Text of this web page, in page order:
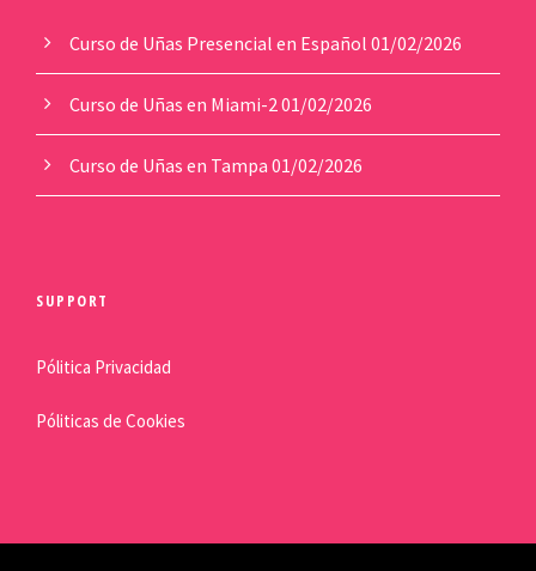
Curso de Uñas Presencial en Español 01/02/2026
Curso de Uñas en Miami-2 01/02/2026
Curso de Uñas en Tampa 01/02/2026
SUPPORT
Pólitica Privacidad
Póliticas de Cookies